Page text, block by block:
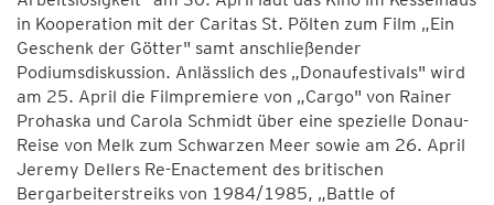
in Kooperation mit der Caritas St. Pölten zum Film „Ein
Geschenk der Götter" samt anschließender
Podiumsdiskussion. Anlässlich des „Donaufestivals" wird
am 25. April die Filmpremiere von „Cargo" von Rainer
Prohaska und Carola Schmidt über eine spezielle Donau-
Reise von Melk zum Schwarzen Meer sowie am 26. April
Jeremy Dellers Re-Enactement des britischen
Bergarbeiterstreiks von 1984/1985, „Battle of